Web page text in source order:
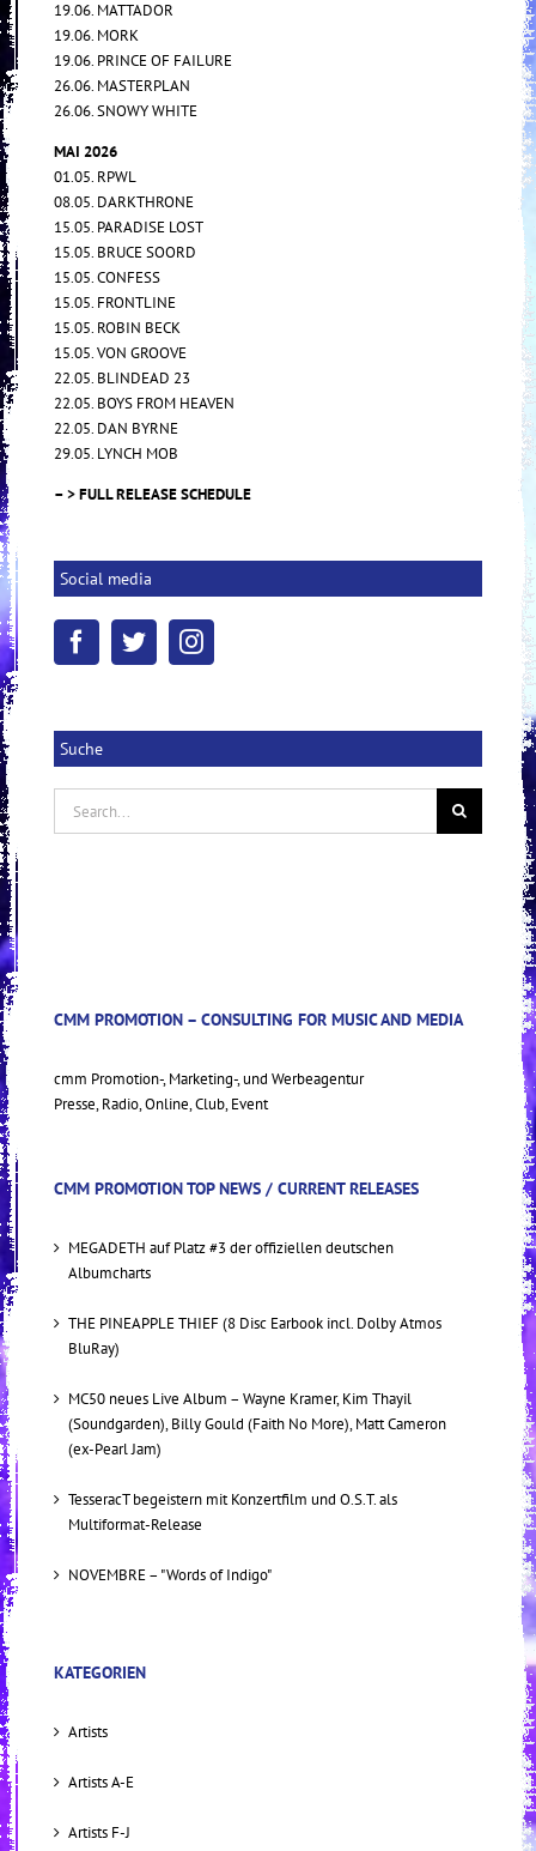
19.06. MATTADOR
19.06. MORK
19.06. PRINCE OF FAILURE
26.06. MASTERPLAN
26.06. SNOWY WHITE
MAI 2026
01.05. RPWL
08.05. DARKTHRONE
15.05. PARADISE LOST
15.05. BRUCE SOORD
15.05. CONFESS
15.05. FRONTLINE
15.05. ROBIN BECK
15.05. VON GROOVE
22.05. BLINDEAD 23
22.05. BOYS FROM HEAVEN
22.05. DAN BYRNE
29.05. LYNCH MOB
– > FULL RELEASE SCHEDULE
Social media
Suche
CMM PROMOTION – CONSULTING FOR MUSIC AND MEDIA
cmm Promotion-, Marketing-, und Werbeagentur
Presse, Radio, Online, Club, Event
CMM PROMOTION TOP NEWS / CURRENT RELEASES
MEGADETH auf Platz #3 der offiziellen deutschen
Albumcharts
THE PINEAPPLE THIEF (8 Disc Earbook incl. Dolby Atmos
BluRay)
MC50 neues Live Album – Wayne Kramer, Kim Thayil
(Soundgarden), Billy Gould (Faith No More), Matt Cameron
(ex-Pearl Jam)
TesseracT begeistern mit Konzertfilm und O.S.T. als
Multiformat-Release
NOVEMBRE – "Words of Indigo"
KATEGORIEN
Artists
Artists A-E
Artists F-J